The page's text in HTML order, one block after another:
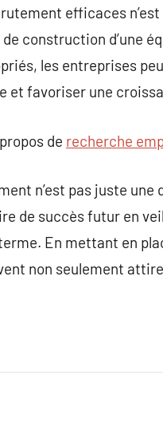
efficaces
construction d’une
les entreprises
et favoriser une
de recherche
n’est pas juste une
de succès futur en
En mettant en
non seulement